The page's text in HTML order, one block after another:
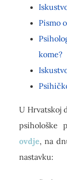
Pismo
kome?
U Hrvatskoj
psihološke
ovdje, na
nastavku: